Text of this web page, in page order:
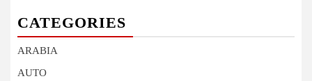
CATEGORIES
ARABIA
AUTO